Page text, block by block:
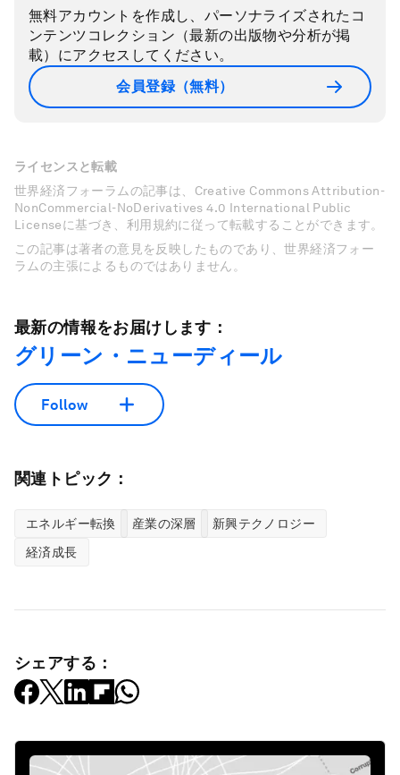
無料アカウントを作成し、パーソナライズされたコ
ンテンツコレクション（最新の出版物や分析が掲
載）にアクセスしてください。
会員登録（無料）
ライセンスと転載
世界経済フォーラムの記事は、Creative Commons Attribution-
NonCommercial-NoDerivatives 4.0 International Public
Licenseに基づき、利用規約に従って転載することができます。
この記事は著者の意見を反映したものであり、世界経済フォー
ラムの主張によるものではありません。
最新の情報をお届けします：
グリーン・ニューディール
Follow
関連トピック：
エネルギー転換 産業の深層
新興テクノロジー
経済成長
シェアする：